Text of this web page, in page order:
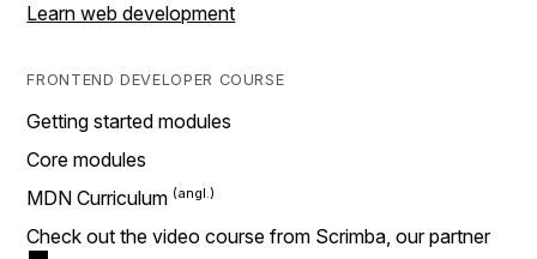
Learn web development
FRONTEND DEVELOPER COURSE
Getting started modules
Core modules
MDN Curriculum
Check out the video course from Scrimba, our partner